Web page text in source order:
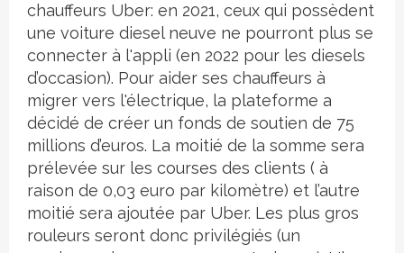
chauffeurs Uber: en 2021, ceux qui possèdent
une voiture diesel neuve ne pourront plus se
connecter à l'appli (en 2022 pour les diesels
d’occasion). Pour aider ses chauffeurs à
migrer vers l'électrique, la plateforme a
décidé de créer un fonds de soutien de 75
millions d’euros. La moitié de la somme sera
prélevée sur les courses des clients ( à
raison de 0,03 euro par kilomètre) et l’autre
moitié sera ajoutée par Uber. Les plus gros
rouleurs seront donc privilégiés (un